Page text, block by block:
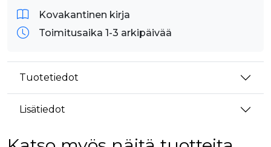
Kovakantinen kirja
Toimitusaika 1-3 arkipäivää
Tuotetiedot
Lisätiedot